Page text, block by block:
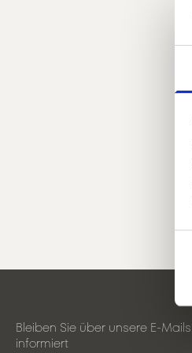
Bleiben Sie über unsere E-Mails
informiert